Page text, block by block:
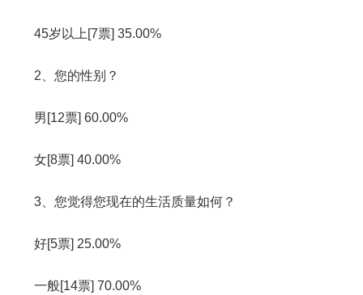
45岁以上[7票] 35.00%
2、您的性别？
男[12票] 60.00%
女[8票] 40.00%
3、您觉得您现在的生活质量如何？
好[5票] 25.00%
一般[14票] 70.00%